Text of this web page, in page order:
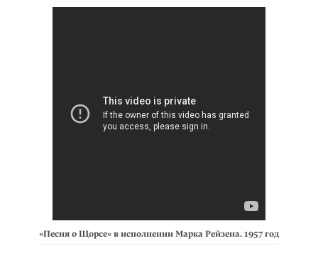
«Песня о Щорсе» в исполнении Марка Рейзена. 1957 год